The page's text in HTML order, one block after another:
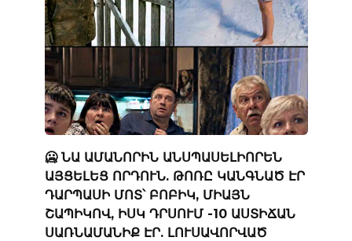
🥶 ՆԱ ԱՄԱՆՈՐԻՆ ԱՆՍՊԱՍԵԼԻՈՐԵՆ
ԱՅՑԵԼԵՑ ՈՐԴՈՒՆ. ԹՈՌԸ ԿԱՆԳՆԱԾ ԷՐ
ԴԱՐՊԱՍԻ ՄՈՏ՝ ԲՈԲԻԿ, ՄԻԱՅՆ
ՇԱՊԻԿՈՎ, ԻՍԿ ԴՐՍՈՒՄ -10 ԱՍՏԻՃԱՆ
ՍԱՌՆԱՄԱՆԻՔ ԷՐ. ԼՈՒՍԱՎՈՐՎԱԾ